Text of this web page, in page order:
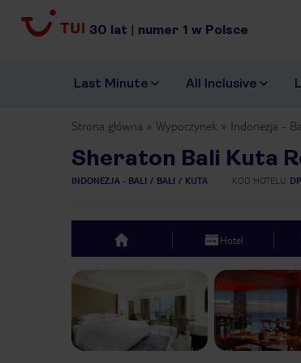
30 lat | numer 1 w Polsce
Last Minute All Inclusive
Strona główna Wypoczynek Indonezja -
Sheraton Bali Kuta
INDONEZJA - BALI BALI KUTA KOD HOTELU
top Hotel